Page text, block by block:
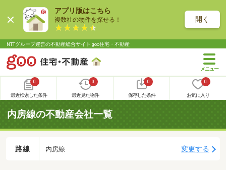
アプリ版はこちら
複数社の物件を探せる！ 開く
NTTグループ運営の不動産総合サイト goo住宅・不動産
0
最近検索した条件
0
最近見た物件
0
保存した条件
0
お気に入り
内房線の不動産会社一覧
路線 内房線 変更する